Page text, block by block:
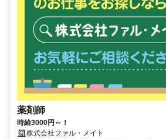
薬剤師
時給3000円～！
株式会社ファル・メイト